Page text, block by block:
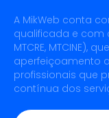
A MikWeb conta
qualificada e com
MTCRE, MTCINE),
aperfeiçoamento
profissionais que
contínua dos